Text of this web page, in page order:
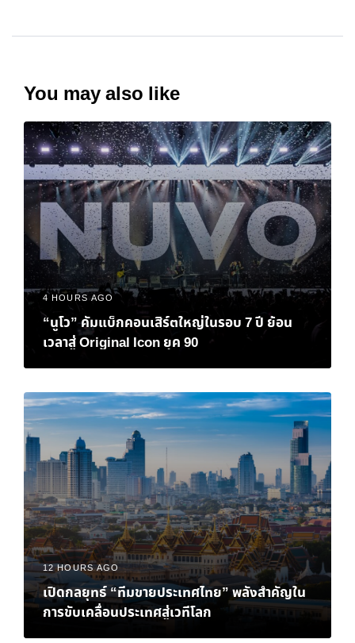
You may also like
4 HOURS AGO
“นูโว” คัมแบ็กคอนเสิร์ตใหญ่ในรอบ 7 ปี ย้อน
เวลาสู่ Original Icon ยุค 90
12 HOURS AGO
เปิดกลยุทธ์ “ทีมขายประเทศไทย” พลังสำคัญใน
การขับเคลื่อนประเทศสู่เวทีโลก